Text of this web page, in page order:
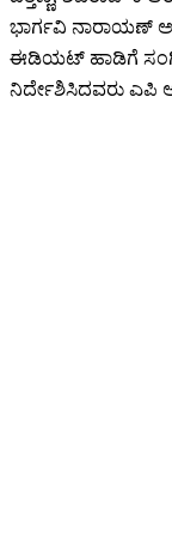
ಭಾರ್ಗವಿ ನಾರಾಯಣ್
ಈಡಿಯಟ್ ಹಾಡಿಗೆ
ನಿರ್ದೇಶಿಸಿದವರು ಎಪಿ